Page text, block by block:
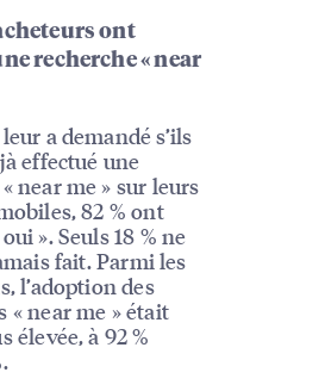
ont
recherche « near
a demandé s’ils
effectué une
near me » sur leurs
82 % ont
». Seuls 18 % ne
fait. Parmi les
l’adoption des
« near me » était
élevée, à 92 %